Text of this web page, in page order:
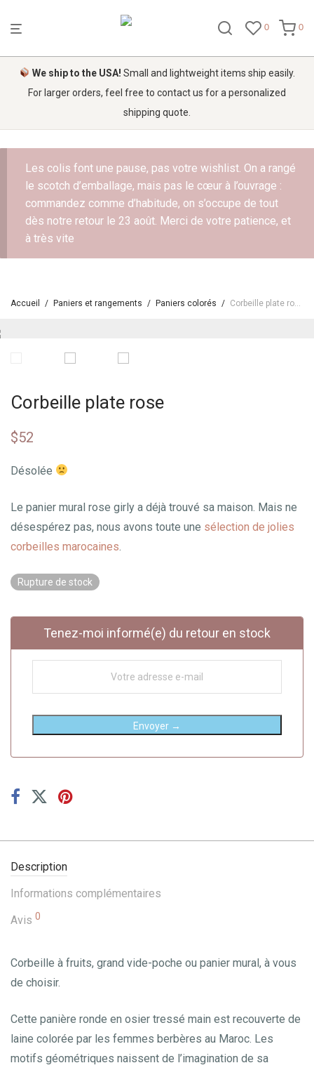
0 0
We ship to the USA! Small and lightweight items ship easily.
For larger orders, feel free to contact us for a personalized
shipping quote.
Les colis font une pause, pas votre wishlist. On a rangé
le scotch d’emballage, mais pas le cœur à l’ouvrage :
commandez comme d’habitude, on s’occupe de tout
dès notre retour le 23 août. Merci de votre patience, et
à très vite
Accueil / Paniers et rangements / Paniers colorés / Corbeille plate rose
Corbeille plate rose
$52
Désolée
Le panier mural rose girly a déjà trouvé sa maison. Mais ne
désespérez pas, nous avons toute une sélection de jolies
corbeilles marocaines
Rupture de stock
Tenez-moi informé(e) du retour en stock
Envoyer →
Description
Informations complémentaires
Avis 0
Corbeille à fruits, grand vide-poche ou panier mural, à vous
de choisir.
Cette panière ronde en osier tressé main est recouverte de
laine colorée par les femmes berbères au Maroc. Les
motifs géométriques naissent de l’imagination de sa